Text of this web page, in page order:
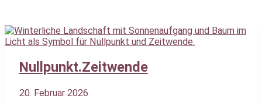
Nullpunkt.Zeitwende
20. Februar 2026